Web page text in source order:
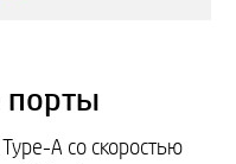
порты
A со скоростью